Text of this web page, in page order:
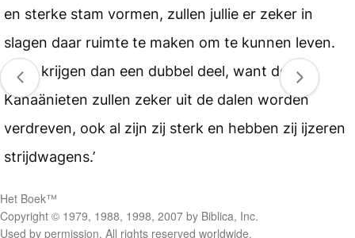
en sterke stam vormen, zullen jullie er zeker in
slagen daar ruimte te maken om te kunnen leven.
Jullie krijgen dan een dubbel deel, want de
Kanaänieten zullen zeker uit de dalen worden
verdreven, ook al zijn zij sterk en hebben zij ijzeren
strijdwagens.’
Het Boek™
Copyright © 1979, 1988, 1998, 2007 by Biblica, Inc.
Used by permission. All rights reserved worldwide.